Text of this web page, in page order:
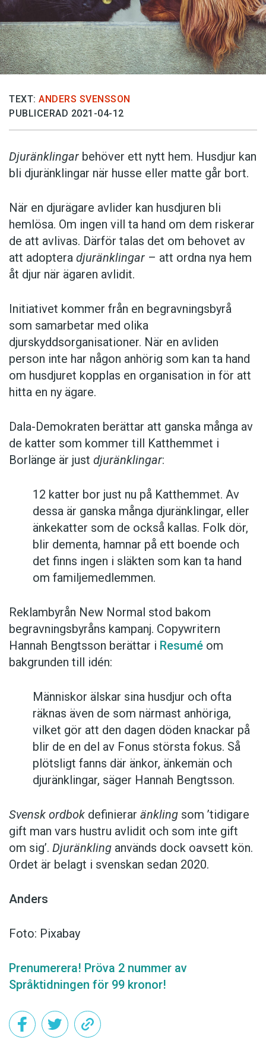
TEXT: ANDERS SVENSSON
PUBLICERAD 2021-04-12
Djuränklingar behöver ett nytt hem. Husdjur kan
bli djuränklingar när husse eller matte går bort.
När en djurägare avlider kan husdjuren bli
hemlösa. Om ingen vill ta hand om dem riskerar
de att avlivas. Därför talas det om behovet av
att adoptera djuränklingar – att ordna nya hem
åt djur när ägaren avlidit.
Initiativet kommer från en begravningsbyrå
som samarbetar med olika
djurskyddsorganisationer. När en avliden
person inte har någon anhörig som kan ta hand
om husdjuret kopplas en organisation in för att
hitta en ny ägare.
Dala-Demokraten berättar att ganska många av
de katter som kommer till Katthemmet i
Borlänge är just djuränklingar:
12 katter bor just nu på Katthemmet. Av
dessa är ganska många djuränklingar, eller
änkekatter som de också kallas. Folk dör,
blir dementa, hamnar på ett boende och
det finns ingen i släkten som kan ta hand
om familjemedlemmen.
Reklambyrån New Normal stod bakom
begravningsbyråns kampanj. Copywritern
Hannah Bengtsson berättar i Resumé om
bakgrunden till idén:
Människor älskar sina husdjur och ofta
räknas även de som närmast anhöriga,
vilket gör att den dagen döden knackar på
blir de en del av Fonus största fokus. Så
plötsligt fanns där änkor, änkemän och
djuränklingar, säger Hannah Bengtsson.
Svensk ordbok definierar änkling som ’tidigare
gift man vars hustru av­lidit och som inte gift
om sig’. Djuränkling används dock oavsett kön.
Ordet är belagt i svenskan sedan 2020.
Anders
Foto: Pixabay
Prenumerera! Pröva 2 nummer av
Språktidningen för 99 kronor!